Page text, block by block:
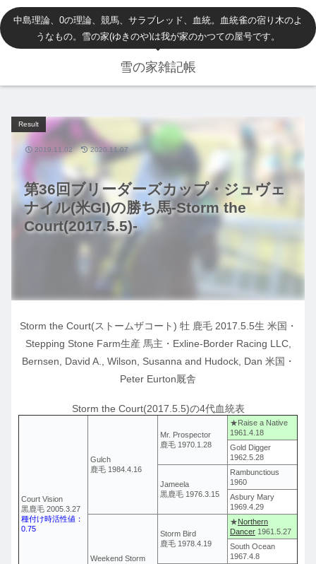
中島理論、0の理論、競馬、サラブレッド、血統。血統雀の宿り木のよ
うなもの。雪の家(ゆきのや)は我が家のかつての屋号です。
雪の家雑記帳
第36回ブリーダーズカップ・ジュヴェ
ナイル(米GI)の勝ち馬-Storm the
Court(2017.5.5)-
Result
2019.11.02 2020.11.07
Storm the Court(ストームザコート) 牡 鹿毛 2017.5.5生 米国・
Stepping Stone Farm生産 馬主・Exline-Border Racing LLC,
Bernsen, David A., Wilson, Susanna and Hudock, Dan 米国・
Peter Eurton厩舎
Storm the Court(2017.5.5)の4代血統表
Court Vision
黒鹿毛 2005.3.27
種付け時活性値：
0.75
Gulch
鹿毛 1984.4.16
Mr. Prospector
鹿毛 1970.1.28
★Raise a Native
1961.4.18
Gold Digger
1962.5.28
Jameela
黒鹿毛 1976.3.15
Rambunctious
1960
Asbury Mary
1969.4.29
Weekend Storm
Storm Bird
鹿毛 1978.4.19
★Northern
Dancer 1961.5.27
South Ocean
1967.4.8